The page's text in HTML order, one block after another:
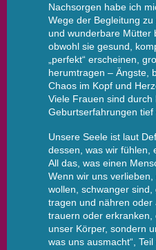
Nachsorgen habe ich
Wege der Begleitung
und wunderbare Mütter
obwohl sie gesund,
„perfekt“ erscheinen,
herumtragen – Ängste,
Chaos im Kopf und
Viele Frauen sind durch
Geburtserfahrungen tief
Unsere Seele ist laut
dessen, was wir fühlen,
All das, was einen
Wenn wir uns
wollen, schwanger
tragen und nähren oder
trauern oder erkranken,
unser Körper, sondern
was uns ausmacht“, Teil